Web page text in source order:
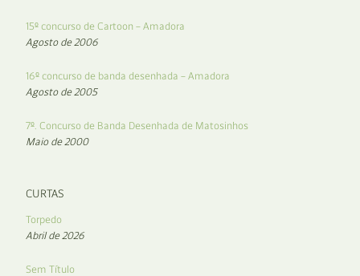
15º concurso de Cartoon – Amadora
Agosto de 2006
16º concurso de banda desenhada – Amadora
Agosto de 2005
7º. Concurso de Banda Desenhada de Matosinhos
Maio de 2000
CURTAS
Torpedo
Abril de 2026
Sem Título